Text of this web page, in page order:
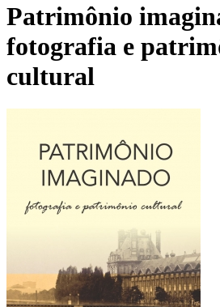
Patrimônio
fotografia e
cultural